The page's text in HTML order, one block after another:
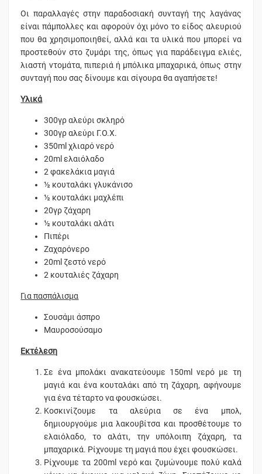
Οι παραλλαγές στην παραδοσιακή συνταγή της λαγάνας
είναι πάμπολλες και αφορούν όχι μόνο το είδος αλευριού
που θα χρησιμοποιηθεί, αλλά και τα υλικά που μπορεί να
προστεθούν στο ζυμάρι της, όπως για παράδειγμα ελιές,
λιαστή ντομάτα, πιπεριά ή μπόλικα μπαχαρικά, όπως στην
συνταγή που σας δίνουμε και σίγουρα θα αγαπήσετε!
Υλικά
300γρ αλεύρι σκληρό
300γρ αλεύρι Γ.Ο.Χ.
350ml χλιαρό νερό
20ml ελαιόλαδο
2 φακελάκια μαγιά
½ κουταλάκι γλυκάνισο
½ κουταλάκι μαχλέπι
20γρ ζάχαρη
½ κουταλάκι αλάτι
Πιπέρι
Ζαχαρόνερο
20ml ζεστό νερό
2 κουταλιές ζάχαρη
Για πασπάλισμα
Σουσάμι άσπρο
Μαυροσούσαμο
Εκτέλεση
Σε ένα μπολάκι ανακατεύουμε 150ml νερό με τη
μαγιά και ένα κουταλάκι από τη ζάχαρη, αφήνουμε
για ένα τέταρτο να φουσκώσει.
Κοσκινίζουμε τα αλεύρια σε ένα μπολ,
δημιουργούμε μια λακουβίτσα και προσθέτουμε το
ελαιόλαδο, το αλάτι, την υπόλοιπη ζάχαρη, τα
μπαχαρικά. Ρίχνουμε τη μαγιά που έχει φουσκώσει.
Ρίχνουμε τα 200ml νερό και ζυμώνουμε πολύ καλά